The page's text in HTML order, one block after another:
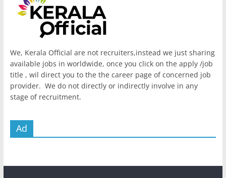
We, Kerala Official are not recruiters,instead we just sharing
available jobs in worldwide, once you click on the apply /job
title , wil direct you to the the career page of concerned job
provider. We do not directly or indirectly involve in any
stage of recruitment.
Ad